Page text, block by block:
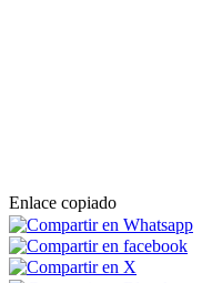
Enlace copiado